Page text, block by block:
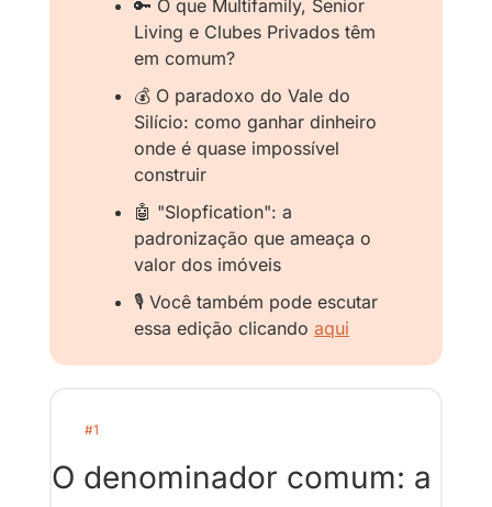
🔑 O que Multifamily, Senior
Living e Clubes Privados têm
em comum?
💰 O paradoxo do Vale do
Silício: como ganhar dinheiro
onde é quase impossível
construir
🤖 "Slopfication": a
padronização que ameaça o
valor dos imóveis
🎙️ Você também pode escutar
essa edição clicando aqui
#1
O denominador comum: a